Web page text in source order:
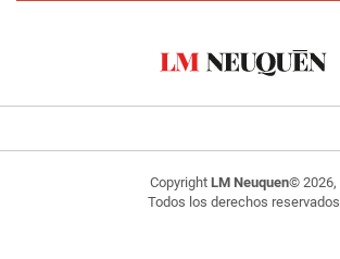
Copyright LM Neuquen© 2026,
Todos los derechos reservados